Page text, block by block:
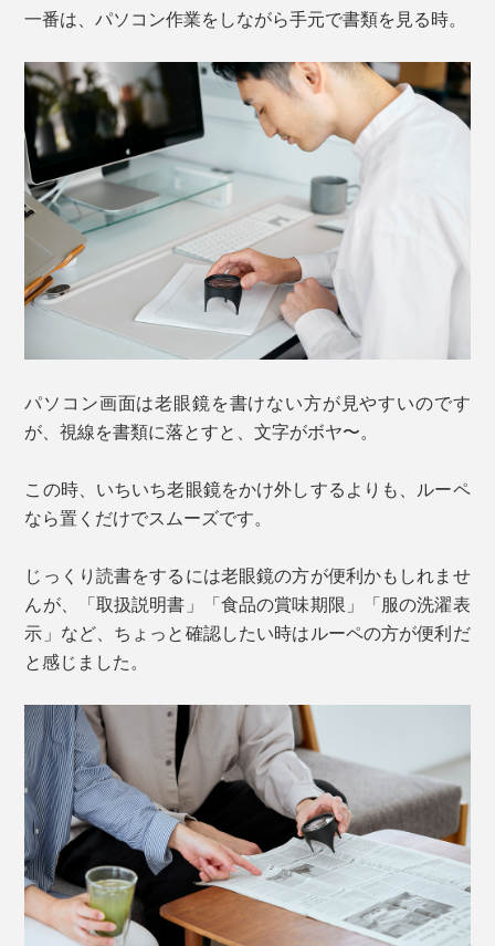
一番は、パソコン作業をしながら手元で書類を見る時。
パソコン画面は老眼鏡を書けない方が見やすいのです
が、視線を書類に落とすと、文字がボヤ〜。
この時、いちいち老眼鏡をかけ外しするよりも、ルーペ
なら置くだけでスムーズです。
じっくり読書をするには老眼鏡の方が便利かもしれませ
んが、「取扱説明書」「食品の賞味期限」「服の洗濯表
示」など、ちょっと確認したい時はルーペの方が便利だ
と感じました。